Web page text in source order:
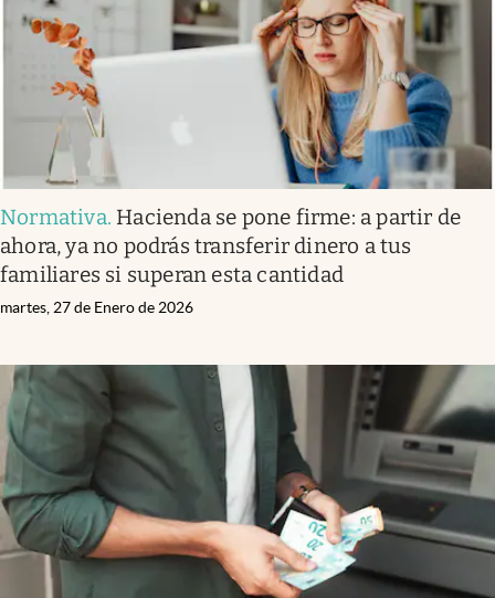
Normativa. Hacienda se pone firme: a partir de
ahora, ya no podrás transferir dinero a tus
familiares si superan esta cantidad
martes, 27 de Enero de 2026